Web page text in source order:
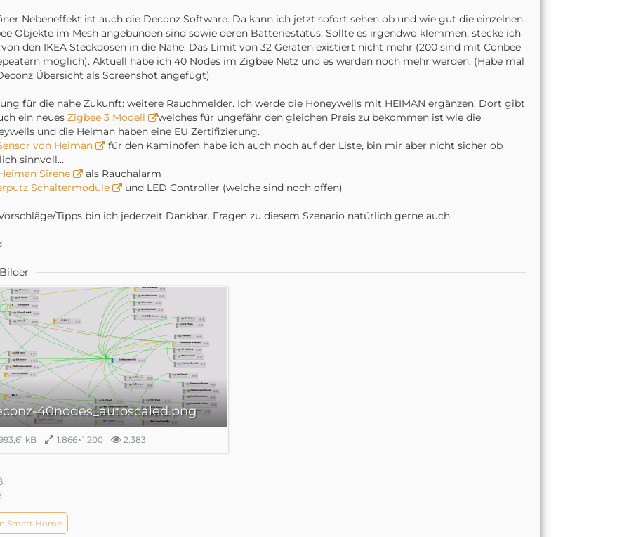
Nebeneffekt ist auch die Deconz Software. Da kann ich jetzt sofort sehen ob und wie gut die einzelnen
Objekte im Mesh angebunden sind sowie deren Batteriestatus. Sollte es irgendwo klemmen, stecke ich
den IKEA Steckdosen in die Nähe. Das Limit von 32 Geräten existiert nicht mehr (200 sind mit Conbee
möglich). Aktuell habe ich 40 Nodes im Zigbee Netz und es werden noch mehr werden. (Habe mal
Übersicht als Screenshot angefügt)
für die nahe Zukunft: weitere Rauchmelder. Ich werde die Honeywells mit HEIMAN ergänzen. Dort gibt
ein neues Zigbee 3 Modell
welches für ungefähr den gleichen Preis zu bekommen ist wie die
und die Heiman haben eine EU Zertifizierung.
von Heiman
für den Kaminofen habe ich auch noch auf der Liste, bin mir aber nicht sicher ob
sinnvoll...
Sirene
als Rauchalarm
Schaltermodule
und LED Controller (welche sind noch offen)
Tipps bin ich jederzeit Dankbar. Fragen zu diesem Szenario natürlich gerne auch.
Bilder
40nodes_autoscaled.png
kB 1.866×1.200 2.383
Smart Home